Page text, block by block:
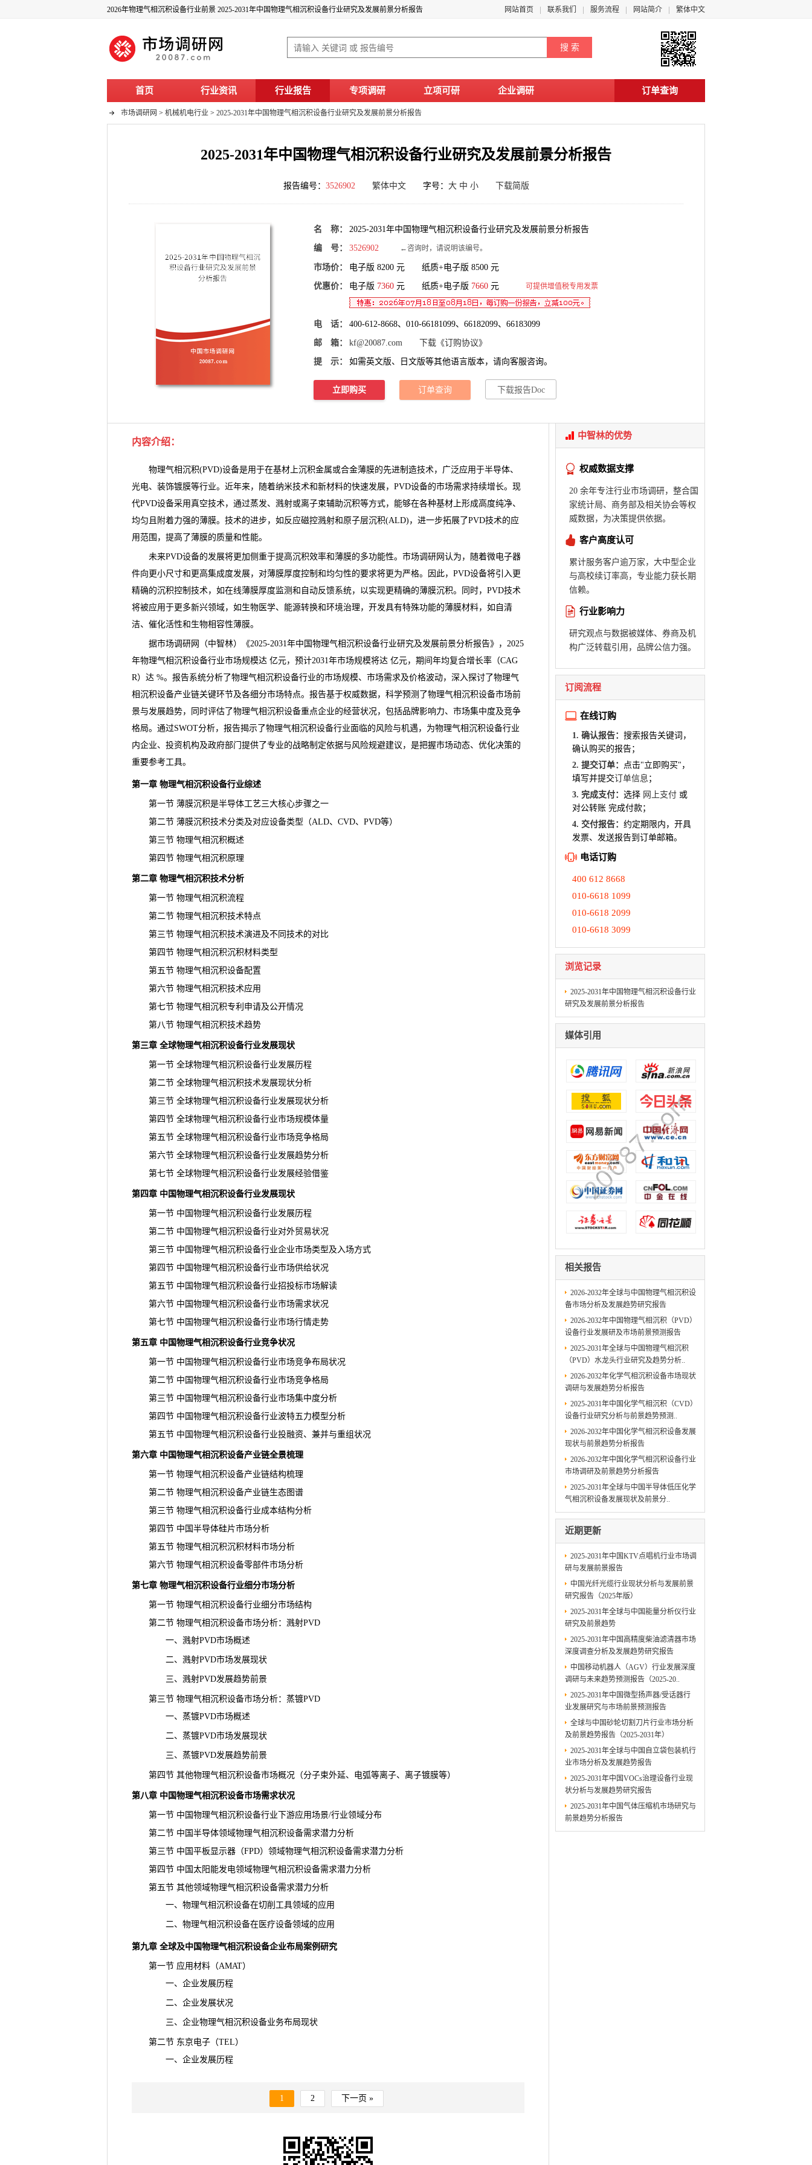
2026年物理气相沉积设备行业前景 2025-2031年中国物理气相沉积设备行业研究及发展前景分析报告 网站首页 联系我们 服务流程 网站简介 繁体中文
首页 行业资讯 行业报告 专项调研 立项可研 企业调研 订单查询
市场调研网 > 机械机电行业 > 2025-2031年中国物理气相沉积设备行业研究及发展前景分析报告
2025-2031年中国物理气相沉积设备行业研究及发展前景分析报告
报告编号： 3526902 繁体中文字号： 大 中 小 下载简版
名 称： 2025-2031年中国物理气相沉积设备行业研究及发展前景分析报告
编 号： 3526902 ←咨询时，请说明该编号。
市场价： 电子版 8200 元 纸质+电子版 8500 元
优惠价： 电子版 7360 元 纸质+电子版 7660 元 可提供增值税专用发票
电 话： 400-612-8668、010-66181099、66182099、66183099
邮 箱： kf@20087.com 下载《订购协议》
提 示： 如需英文版、日文版等其他语言版本，请向客服咨询。
立即购买 订单查询 下载报告Doc
内容介绍：
物理气相沉积(PVD)设备是用于在基材上沉积金属或合金薄膜的先进制造技术，广泛应用于半导体、
光电、装饰镀膜等行业。近年来，随着纳米技术和新材料的快速发展，PVD设备的市场需求持续增长。现
代PVD设备采用真空技术，通过蒸发、溅射或离子束辅助沉积等方式，能够在各种基材上形成高度纯净、
均匀且附着力强的薄膜。技术的进步，如反应磁控溅射和原子层沉积(ALD)，进一步拓展了PVD技术的应
用范围，提高了薄膜的质量和性能。
未来PVD设备的发展将更加侧重于提高沉积效率和薄膜的多功能性。 市场调研网 认为，随着微电子器
件向更小尺寸和更高集成度发展，对薄膜厚度控制和均匀性的要求将更为严格。因此，PVD设备将引入更
精确的沉积控制技术，如在线薄膜厚度监测和自动反馈系统，以实现更精确的薄膜沉积。同时，PVD技术
将被应用于更多新兴领域，如生物医学、能源转换和环境治理，开发具有特殊功能的薄膜材料，如自清
洁、催化活性和生物相容性薄膜。
据市场调研网（中智林）《2025-2031年中国物理气相沉积设备行业研究及发展前景分析报告》，2025
年物理气相沉积设备行业市场规模达 亿元，预计2031年市场规模将达 亿元，期间年均复合增长率（CAG
R）达 %。报告系统分析了物理气相沉积设备行业的市场规模、市场需求及价格波动，深入探讨了物理气
相沉积设备产业链关键环节及各细分市场特点。报告基于权威数据，科学预测 了物理气相沉积设备市场前
景与发展趋势，同时评估了物理气相沉积设备重点企业的经营状况，包括品牌影响力、市场集中度及竞争
格局。通过SWOT分析，报告揭示了物理气相沉积设备行业面临的风险与机遇，为物理气相沉积设备行业
内企业、投资机构及政府部门提供了专业的战略制定依据与风险规避建议，是把握市场动态、优化决策的
重要参考工具。
第一章 物理气相沉积设备行业综述
第一节 薄膜沉积是半导体工艺三大核心步骤之一
第二节 薄膜沉积技术分类及对应设备类型（ALD、CVD、PVD等）
第三节 物理气相沉积概述
第四节 物理气相沉积原理
第二章 物理气相沉积技术分析
第一节 物理气相沉积流程
第二节 物理气相沉积技术特点
第三节 物理气相沉积技术演进及不同技术的对比
第四节 物理气相沉积沉积材料类型
第五节 物理气相沉积设备配置
第六节 物理气相沉积技术应用
第七节 物理气相沉积专利 申请及公开情况
第八节 物理气相沉积技术趋势
第三章 全球物理气相沉积设备行业发展现状
第一节 全球物理气相沉积设备行业发展历程
第二节 全球物理气相沉积技术发展现状分析
第三节 全球物理气相沉积设备行业发展现状分析
第四节 全球物理气相沉积设备行业市场规模体量
第五节 全球物理气相沉积设备行业市场竞争格局
第六节 全球物理气相沉积设备行业发展趋势分析
第七节 全球物理气相沉积设备行业发展经验借鉴
第四章 中国物理气相沉积设备行业发展现状
第一节 中国物理气相沉积设备行业发展历程
第二节 中国物理气相沉积设备行业对外贸易状况
第三节 中国物理气相沉积设备行业企业市场类型及入场方式
第四节 中国物理气相沉积设备行业市场供给状况
第五节 中国物理气相沉积设备行业招投标市场解读
第六节 中国物理气相沉积设备行业市场需求状况
第七节 中国物理气相沉积设备行业市场行情走势
第五章 中国物理气相沉积设备行业竞争状况
第一节 中国物理气相沉积设备行业市场竞争布局状况
第二节 中国物理气相沉积设备行业市场竞争格局
第三节 中国物理气相沉积设备行业市场集中度分析
第四节 中国物理气相沉积设备行业波特五力模型分析
第五节 中国物理气相沉积设备行业投融资、兼并与重组状况
第六章 中国物理气相沉积设备产业链全景梳理
第一节 物理气相沉积设备产业链结构梳理
第二节 物理气相沉积设备产业链生态图谱
第三节 物理气相沉积设备行业成本结构分析
第四节 中国半导体硅片市场分析
第五节 物理气相沉积沉积材料市场分析
第六节 物理气相沉积设备零部件市场分析
第七章 物理气相沉积设备行业细分市场分析
第一节 物理气相沉积设备行业细分市场结构
第二节 物理气相沉积设备市场分析：溅射PVD
一、溅射PVD市场概述
二、溅射PVD市场发展现状
三、溅射PVD发展趋势前景
第三节 物理气相沉积设备市场分析：蒸镀PVD
一、蒸镀PVD市场概述
二、蒸镀PVD市场发展现状
三、蒸镀PVD发展趋势前景
第四节 其他物理气相沉积设备市场概况（分子束外延、电弧等离子、离子镀膜等）
第八章 中国物理气相沉积设备市场需求状况
第一节 中国物理气相沉积设备行业下游应用场景/行业领域分布
第二节 中国半导体领域物理气相沉积设备需求潜力分析
第三节 中国平板显示器（FPD）领域物理气相沉积设备需求潜力分析
第四节 中国太阳能发电领域物理气相沉积设备需求潜力分析
第五节 其他领域物理气相沉积设备需求潜力分析
一、物理气相沉积设备在切削工具领域的应用
二、物理气相沉积设备在医疗设备领域的应用
第九章 全球及中国物理气相沉积设备企业布局案例研究
第一节 应用材料（AMAT）
一、企业发展历程
二、企业发展状况
三、企业物理气相沉积设备业务布局现状
第二节 东京电子（TEL）
一、企业发展历程
1 2 下一页 »
中智林的优势
权威数据支撑
20 余年专注行业市场调研，整合国
家统计局、商务部及相关协会等权
威数据，为决策提供依据。
客户高度认可
累计服务客户逾万家，大中型企业
与高校续订率高，专业能力获长期
信赖。
行业影响力
研究观点与数据被媒体、券商及机
构广泛转载引用，品牌公信力强。
订阅流程
在线订购
1. 确认报告： 搜索报告关键词，
确认购买的报告；
2. 提交订单： 点击"立即购买"，
填写并提交订单信息 ；
3. 完成支付： 选择 网上支付 或
对公转账 完成付款；
4. 交付报告： 约定期限内，开具
发票、发送报告到订单邮箱。
电话订购
400 612 8668
010-6618 1099
010-6618 2099
010-6618 3099
浏览记录
2025-2031年中国物理气相沉积设备行业
研究及发展前景分析报告
媒体引用
相关报告
2026-2032年全球与中国物理气相沉积设
备市场分析及发展趋势研究报告
2026-2032年中国物理气相沉积（PVD）
设备行业发展研及市场前景预测报告
2025-2031年全球与中国物理气相沉积
（PVD）水龙头行业研究及趋势分析..
2026-2032年化学气相沉积设备市场现状
调研与发展趋势分析报告
2025-2031年中国化学气相沉积（CVD）
设备行业研究分析与前景趋势预测..
2026-2032年中国化学气相沉积设备发展
现状与前景趋势分析报告
2026-2032年中国化学气相沉积设备行业
市场调研及前景趋势分析报告
2025-2031年全球与中国半导体低压化学
气相沉积设备发展现状及前景分..
近期更新
2025-2031年中国KTV点唱机行业市场调
研与发展前景报告
中国光纤光缆行业现状分析与发展前景
研究报告（2025年版）
2025-2031年全球与中国能量分析仪行业
研究及前景趋势
2025-2031年中国高精度柴油滤清器市场
深度调查分析及发展趋势研究报告
中国移动机器人（AGV）行业发展深度
调研与未来趋势预测报告（2025-20..
2025-2031年中国微型扬声器/受话器行
业发展研究与市场前景预测报告
全球与中国砂轮切割刀片行业市场分析
及前景趋势报告（2025-2031年）
2025-2031年全球与中国自立袋包装机行
业市场分析及发展趋势报告
2025-2031年中国VOCs治理设备行业现
状分析与发展趋势研究报告
2025-2031年中国气体压缩机市场研究与
前景趋势分析报告